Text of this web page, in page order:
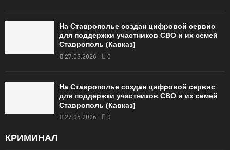
На Ставрополье создан цифровой сервис
для поддержки участников СВО и их семей
Ставрополь (Кавказ)
27.05.2026 0
На Ставрополье создан цифровой сервис
для поддержки участников СВО и их семей
Ставрополь (Кавказ)
27.05.2026 0
КРИМИНАЛ